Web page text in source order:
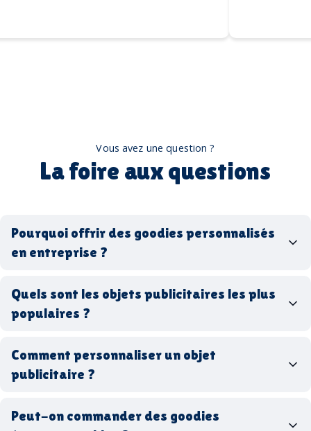
Vous avez une question ?
La foire aux questions
Pourquoi offrir des goodies personnalisés
en entreprise ?
Quels sont les objets publicitaires les plus
populaires ?
stylos personnalisés
tote bags publicitaires
gourdes réutilisables
France Made in Europe goodies hi-tech
Comment personnaliser un objet
publicitaire ?
Peut-on commander des goodies